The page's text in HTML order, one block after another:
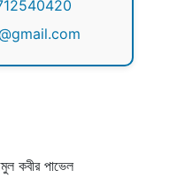
কবীর পাভেল